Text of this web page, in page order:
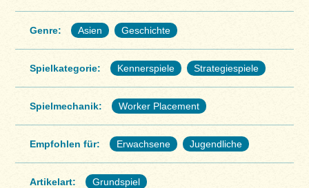
Genre: Asien Geschichte
Spielkategorie: Kennerspiele Strategiespiele
Spielmechanik: Worker Placement
Empfohlen für: Erwachsene Jugendliche
Artikelart: Grundspiel